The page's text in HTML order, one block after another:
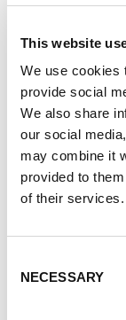
This website
We use cookies
provide social
We also share
our social
may combine it
provided to
of their services.
Selection
NECESSARY